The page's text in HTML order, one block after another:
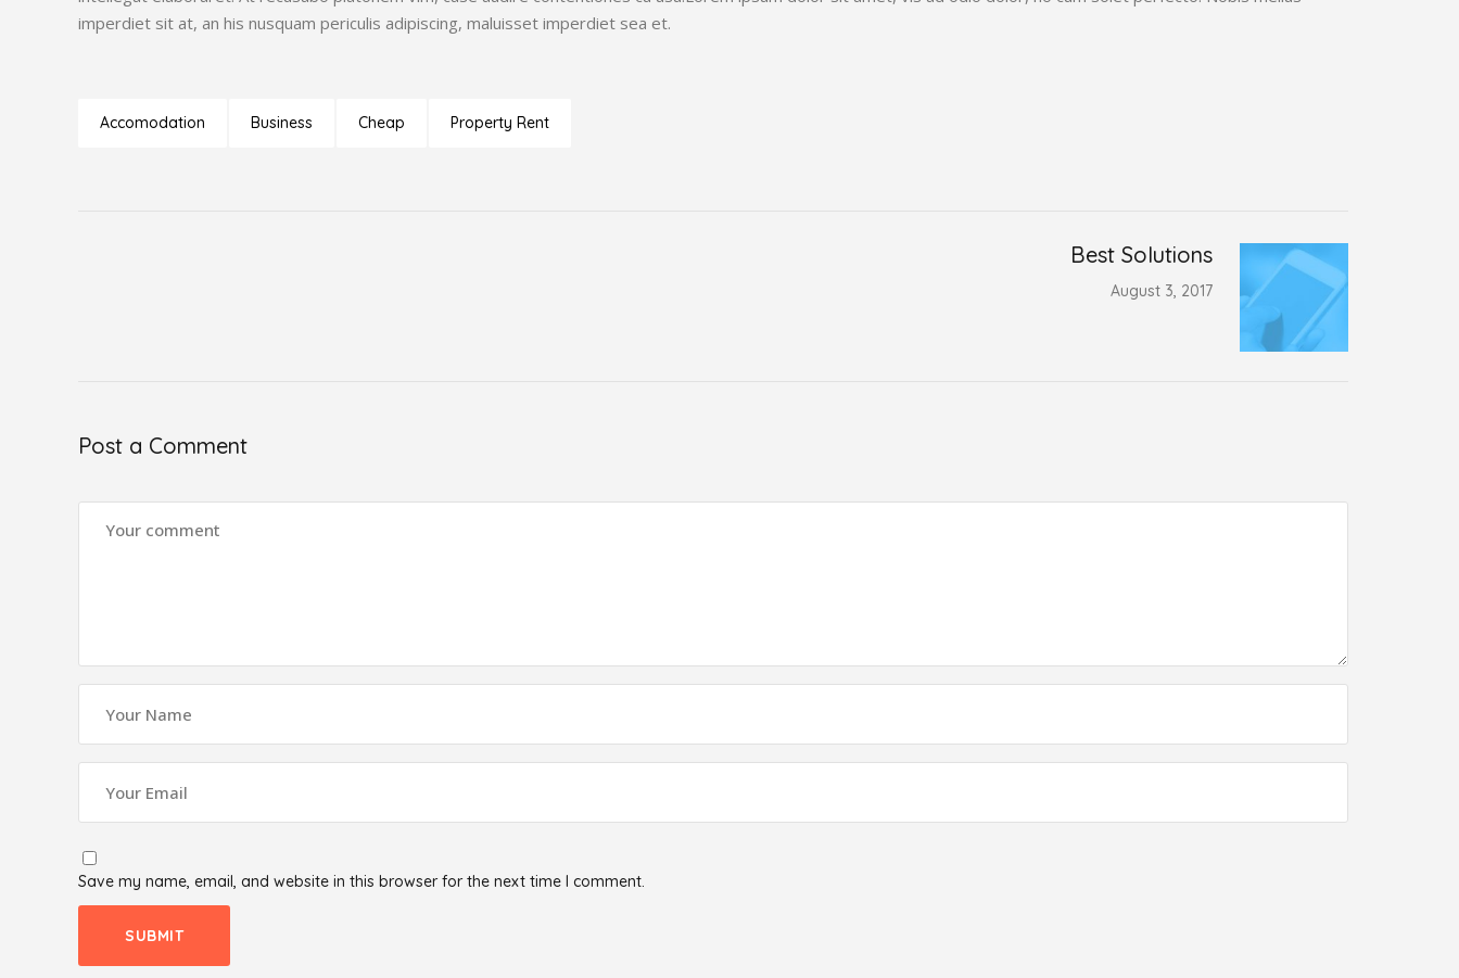
imperdiet sit at, an his nusquam periculis adipiscing, maluisset imperdiet sea et.
Accomodation Business Cheap Property Rent
Best Solutions
August 3, 2017
Post a Comment
Save my name, email, and website in this browser for the next time I comment.